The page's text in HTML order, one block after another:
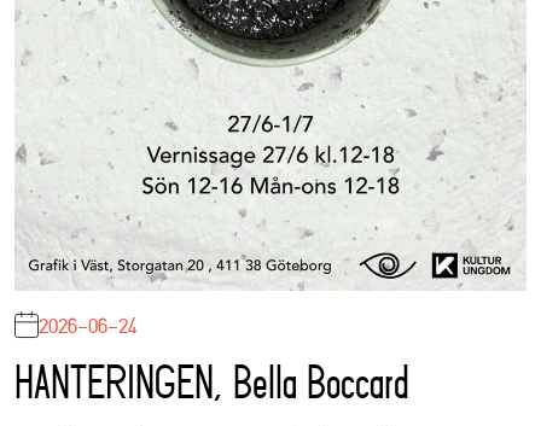
2026-06-24
HANTERINGEN, Bella Boccard